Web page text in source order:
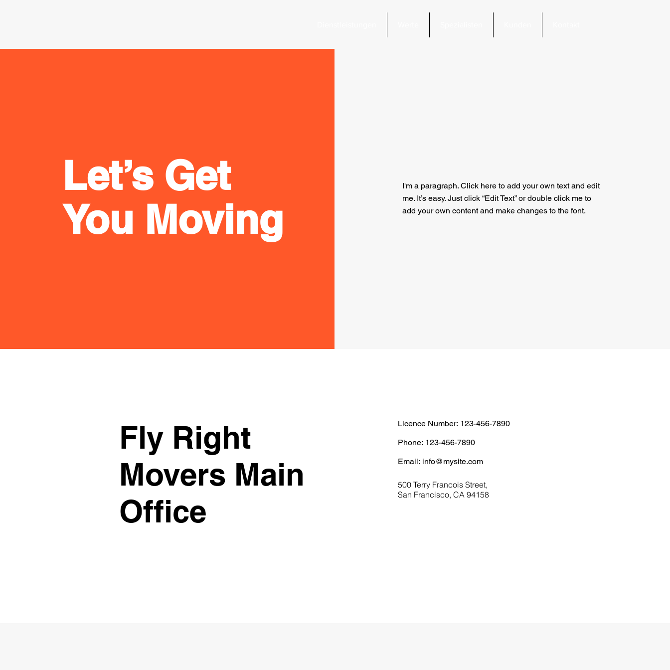
Let’s Get
You Moving
I'm a paragraph. Click here to add your own text and edit
me. It’s easy. Just click “Edit Text” or double click me to
add your own content and make changes to the font.
Fly Right
Movers Main
Office
Licence Number: 123-456-7890
Phone: 123-456-7890
Email: info@mysite.com
500 Terry Francois Street,
San Francisco, CA 94158